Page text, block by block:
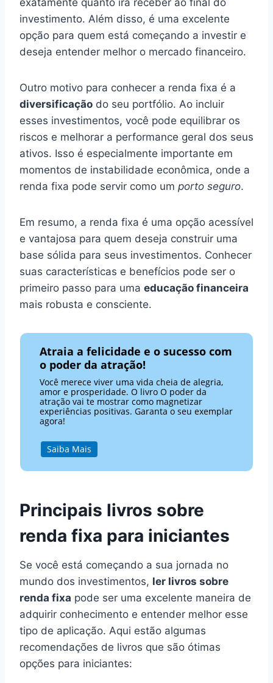
exatamente quanto irá receber ao final do
investimento. Além disso, é uma excelente
opção para quem está começando a investir e
deseja entender melhor o mercado financeiro.
Outro motivo para conhecer a renda fixa é a
diversificação do seu portfólio. Ao incluir
esses investimentos, você pode equilibrar os
riscos e melhorar a performance geral dos seus
ativos. Isso é especialmente importante em
momentos de instabilidade econômica, onde a
renda fixa pode servir como um porto seguro.
Em resumo, a renda fixa é uma opção acessível
e vantajosa para quem deseja construir uma
base sólida para seus investimentos. Conhecer
suas características e benefícios pode ser o
primeiro passo para uma educação financeira
mais robusta e consciente.
Atraia a felicidade e o sucesso com
o poder da atração!
Você merece viver uma vida cheia de alegria,
amor e prosperidade. O livro O poder da
atração vai te mostrar como magnetizar
experiências positivas. Garanta o seu exemplar
agora!
Saiba Mais
Principais livros sobre
renda fixa para iniciantes
Se você está começando a sua jornada no
mundo dos investimentos, ler livros sobre
renda fixa pode ser uma excelente maneira de
adquirir conhecimento e entender melhor esse
tipo de aplicação. Aqui estão algumas
recomendações de livros que são ótimas
opções para iniciantes: